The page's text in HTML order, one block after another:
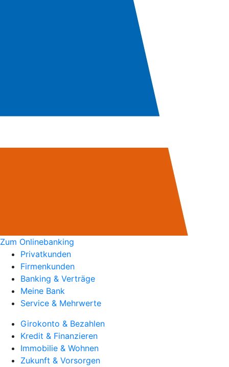
Zum Onlinebanking
Privatkunden
Firmenkunden
Banking & Verträge
Meine Bank
Service & Mehrwerte
Girokonto & Bezahlen
Kredit & Finanzieren
Immobilie & Wohnen
Zukunft & Vorsorgen